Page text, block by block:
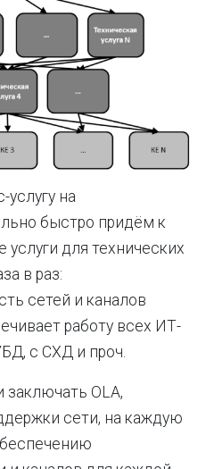
на
быстро придём к
услуги для технических
в раз:
сетей и каналов
работу всех ИТ-
с СХД и проч.
заключать OLA,
сети, на каждую